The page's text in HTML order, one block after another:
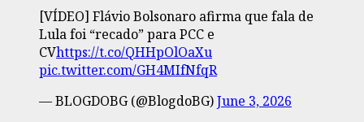
[VÍDEO] Flávio Bolsonaro afirma que fala de
Lula foi “recado” para PCC e
CVhttps://t.co/QHHpOlOaXu
pic.twitter.com/GH4MIfNfqR
— BLOGDOBG (@BlogdoBG)June 3, 2026